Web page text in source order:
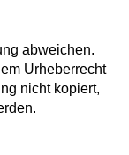
abweichen.
Urheberrecht
nicht kopiert,